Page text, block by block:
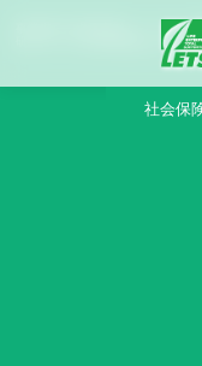
事業継承の継承事例 に「 さいた
研グループ |日本医業総研｜医院
社会保